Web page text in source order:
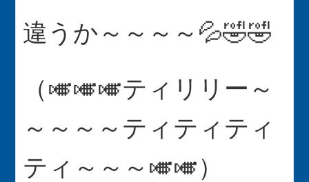
違うか～～～～💦🤣🤣
（🎺🎺🎺ティリリー～
～～～～ティティティ
ティ～～～🎺🎺）